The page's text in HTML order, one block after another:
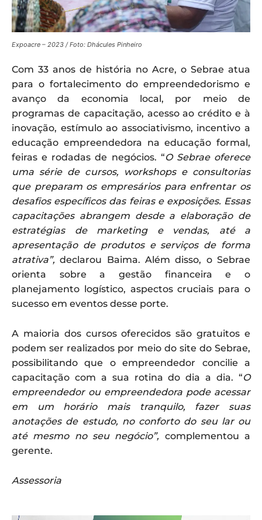
Expoacre – 2023 / Foto: Dhácules Pinheiro
Com 33 anos de história no Acre, o Sebrae atua
para o fortalecimento do empreendedorismo e
avanço da economia local, por meio de
programas de capacitação, acesso ao crédito e à
inovação, estímulo ao associativismo, incentivo a
educação empreendedora na educação formal,
feiras e rodadas de negócios. “O Sebrae oferece
uma série de cursos, workshops e consultorias
que preparam os empresários para enfrentar os
desafios específicos das feiras e exposições. Essas
capacitações abrangem desde a elaboração de
estratégias de marketing e vendas, até a
apresentação de produtos e serviços de forma
atrativa”, declarou Baima. Além disso, o Sebrae
orienta sobre a gestão financeira e o
planejamento logístico, aspectos cruciais para o
sucesso em eventos desse porte.
A maioria dos cursos oferecidos são gratuitos e
podem ser realizados por meio do site do Sebrae,
possibilitando que o empreendedor concilie a
capacitação com a sua rotina do dia a dia. “O
empreendedor ou empreendedora pode acessar
em um horário mais tranquilo, fazer suas
anotações de estudo, no conforto do seu lar ou
até mesmo no seu negócio”, complementou a
gerente.
Assessoria